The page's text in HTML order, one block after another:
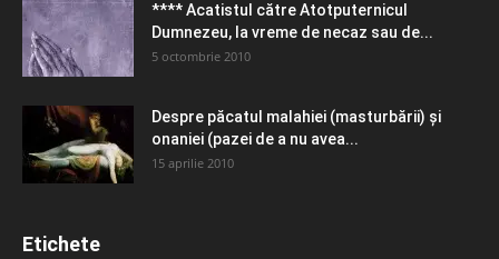
**** Acatistul către Atotputernicul
Dumnezeu, la vreme de necaz sau de...
5 octombrie 2010
Despre păcatul malahiei (masturbării) şi
onaniei (pazei de a nu avea...
15 aprilie 2010
Etichete